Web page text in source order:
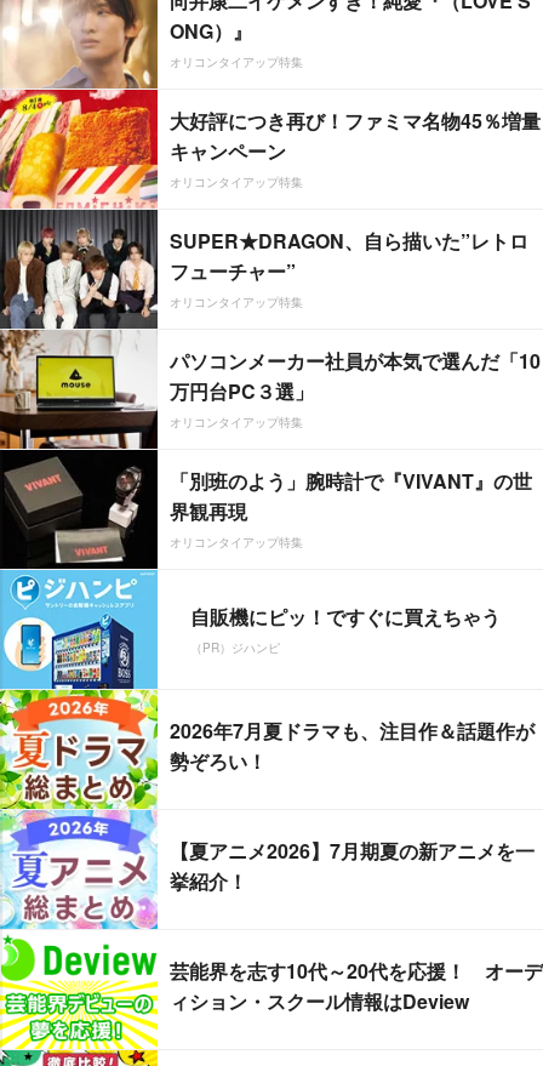
ONG）』
オリコンタイアップ特集
大好評につき再び！ファミマ名物45％増量
キャンペーン
オリコンタイアップ特集
SUPER★DRAGON、自ら描いた”レトロ
フューチャー”
オリコンタイアップ特集
パソコンメーカー社員が本気で選んだ「10
万円台PC３選」
オリコンタイアップ特集
「別班のよう」腕時計で『VIVANT』の世
界観再現
オリコンタイアップ特集
自販機にピッ！ですぐに買えちゃう
（PR）ジハンピ
2026年7月夏ドラマも、注目作＆話題作が
勢ぞろい！
【夏アニメ2026】7月期夏の新アニメを一
挙紹介！
芸能界を志す10代～20代を応援！ オーデ
ィション・スクール情報はDeview